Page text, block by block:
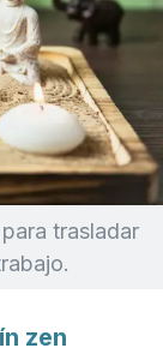
trasladar
zen